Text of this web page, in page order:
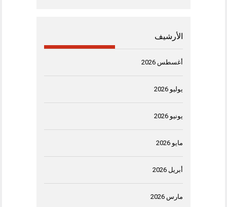
الأرشيف
أغسطس 2026
يوليو 2026
يونيو 2026
مايو 2026
أبريل 2026
مارس 2026